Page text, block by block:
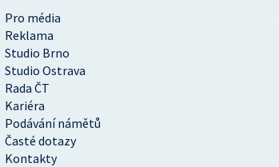
Pro média
Reklama
Studio Brno
Studio Ostrava
Rada ČT
Kariéra
Podávání námětů
Časté dotazy
Kontakty